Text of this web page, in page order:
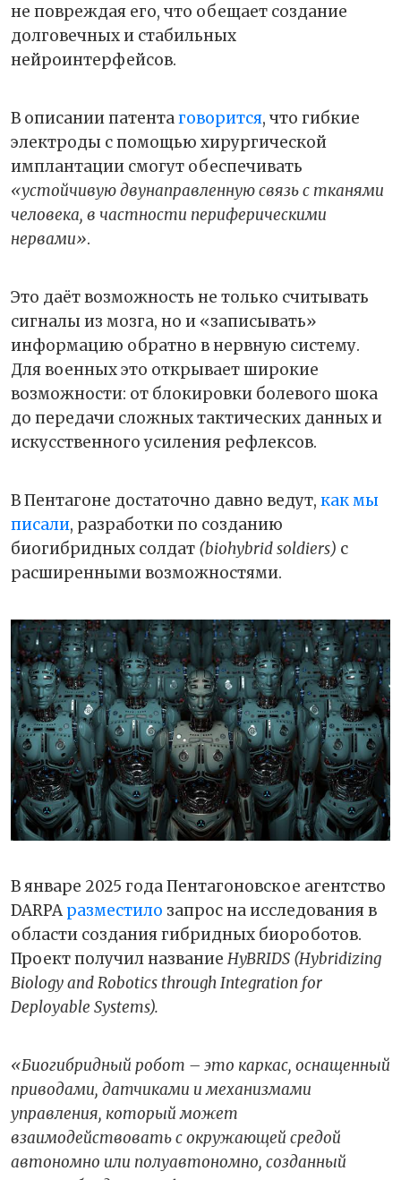
не повреждая его, что обещает создание
долговечных и стабильных
нейроинтерфейсов.
В описании патентаговорится, что гибкие
электроды с помощью хирургической
имплантации смогут обеспечивать
«устойчивую двунаправленную связь с тканями
человека, в частности периферическими
нервами».
Это даёт возможность не только считывать
сигналы из мозга, но и «записывать»
информацию обратно в нервную систему.
Для военных это открывает широкие
возможности: от блокировки болевого шока
до передачи сложных тактических данных и
искусственного усиления рефлексов.
В Пентагоне достаточно давно ведут, как мы
писали, разработки по созданию
биогибридных солдат (biohybrid soldiers) с
расширенными возможностями.
В январе 2025 года Пентагоновское агентство
DARPA разместило запрос на исследования в
области создания гибридных биороботов.
Проект получил название HyBRIDS (Hybridizing
Biology and Robotics through Integration for
Deployable Systems).
«Биогибридный робот – это каркас, оснащенный
приводами, датчиками и механизмами
управления, который может
взаимодействовать с окружающей средой
автономно или полуавтономно, созданный